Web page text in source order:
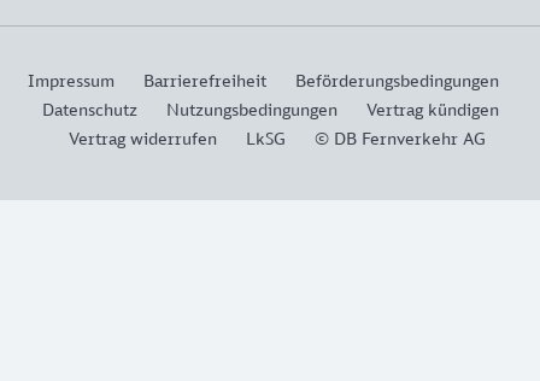
Impressum Barrierefreiheit
Beförderungsbedingungen
Datenschutz
Nutzungsbedingungen
Vertrag kündigen
Vertrag widerrufen
LkSG © DB Fernverkehr AG